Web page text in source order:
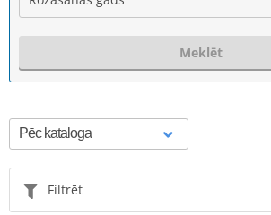
Meklēt
Filtrēt